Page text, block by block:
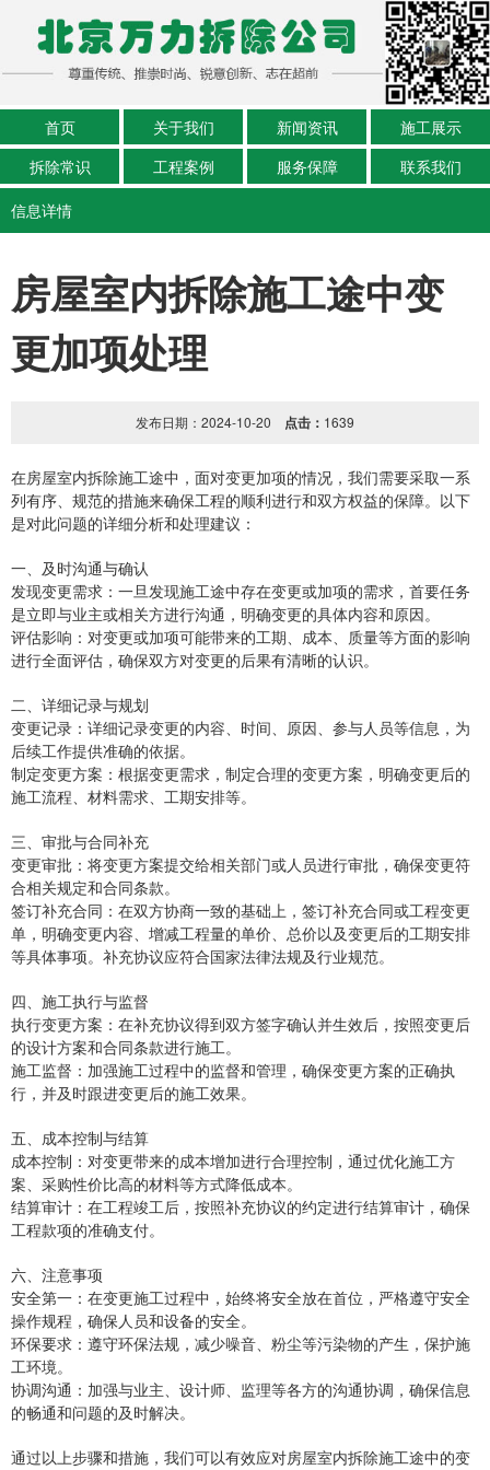
首页 关于我们 新闻资讯
施工展示
拆除常识
工程案例 服务保障
联系我们
信息详情
房屋室内拆除施工途中变
更加项处理
发布日期：2024-10-20 点击： 1639
在房屋室内拆除施工途中，面对变更加项的情况，我们需要采取一系
列有序、规范的措施来确保工程的顺利进行和双方权益的保障。以下
是对此问题的详细分析和处理建议：
一、及时沟通与确认
‌发现变更需求‌：一旦发现施工途中存在变更或加项的需求，首要任务
是立即与业主或相关方进行沟通，明确变更的具体内容和原因。
‌评估影响‌：对变更或加项可能带来的工期、成本、质量等方面的影响
进行全面评估，确保双方对变更的后果有清晰的认识。
二、详细记录与规划
‌变更记录‌：详细记录变更的内容、时间、原因、参与人员等信息，为
后续工作提供准确的依据。
‌制定变更方案‌：根据变更需求，制定合理的变更方案，明确变更后的
施工流程、材料需求、工期安排等。
三、审批与合同补充
‌变更审批‌：将变更方案提交给相关部门或人员进行审批，确保变更符
合相关规定和合同条款。
‌签订补充合同‌：在双方协商一致的基础上，签订补充合同或工程变更
单，明确变更内容、增减工程量的单价、总价以及变更后的工期安排
等具体事项。补充协议应符合国家法律法规及行业规范。
四、施工执行与监督
‌执行变更方案‌：在补充协议得到双方签字确认并生效后，按照变更后
的设计方案和合同条款进行施工。
‌施工监督‌：加强施工过程中的监督和管理，确保变更方案的正确执
行，并及时跟进变更后的施工效果。
五、成本控制与结算
‌成本控制‌：对变更带来的成本增加进行合理控制，通过优化施工方
案、采购性价比高的材料等方式降低成本。
‌结算审计‌：在工程竣工后，按照补充协议的约定进行结算审计，确保
工程款项的准确支付。
六、注意事项
‌安全第一‌：在变更施工过程中，始终将安全放在首位，严格遵守安全
操作规程，确保人员和设备的安全。
‌环保要求‌：遵守环保法规，减少噪音、粉尘等污染物的产生，保护施
工环境。
‌协调沟通‌：加强与业主、设计师、监理等各方的沟通协调，确保信息
的畅通和问题的及时解决。
通过以上步骤和措施，我们可以有效应对房屋室内拆除施工途中的变